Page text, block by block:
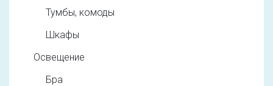
Тумбы, комоды
Шкафы
Освещение
Бра